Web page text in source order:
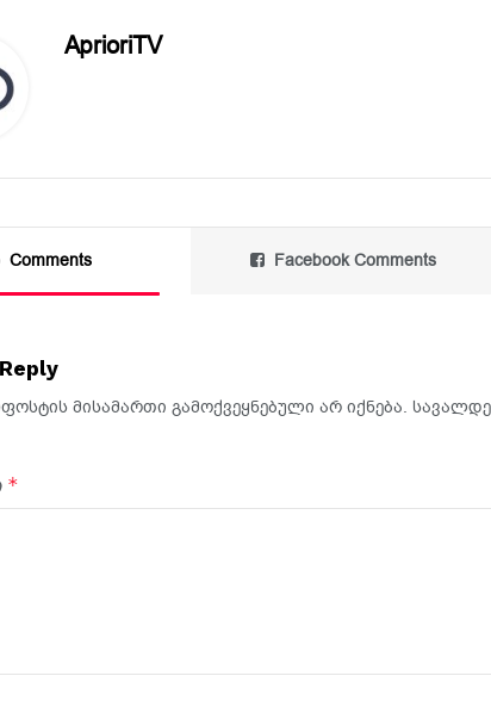
AprioriTV
Comments Facebook Comments
მისამართი გამოქვეყნებული არ იქნება.
*